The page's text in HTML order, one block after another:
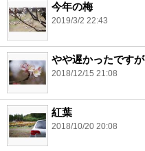
今年の梅
2019/3/2 22:43
やや遅かったですが
2018/12/15 21:08
紅葉
2018/10/20 20:08